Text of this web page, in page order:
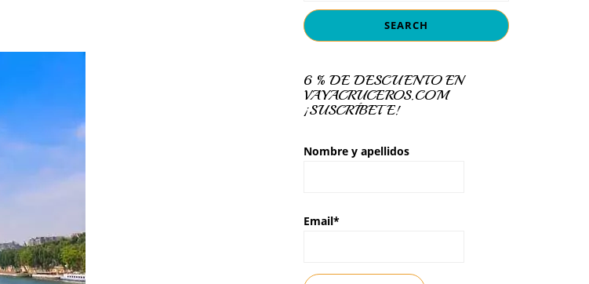
6 % DE DESCUENTO EN
VAYACRUCEROS.COM
¡SUSCRÍBETE!
Nombre y apellidos
Email*